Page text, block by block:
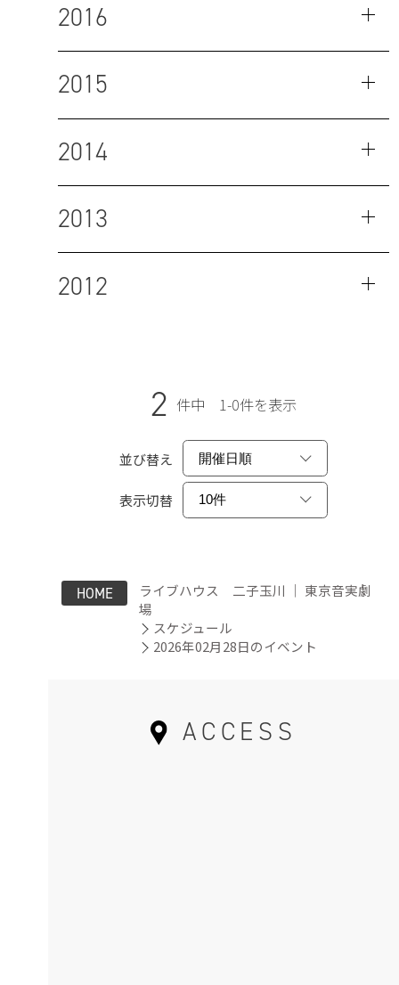
2016
2015
2014
2013
2012
2 件中 1-0件を表示
並び替え
表示切替
HOME
ライブハウス 二子玉川 ｜ 東京音実劇
場
スケジュール
2026年02月28日のイベント
ACCESS